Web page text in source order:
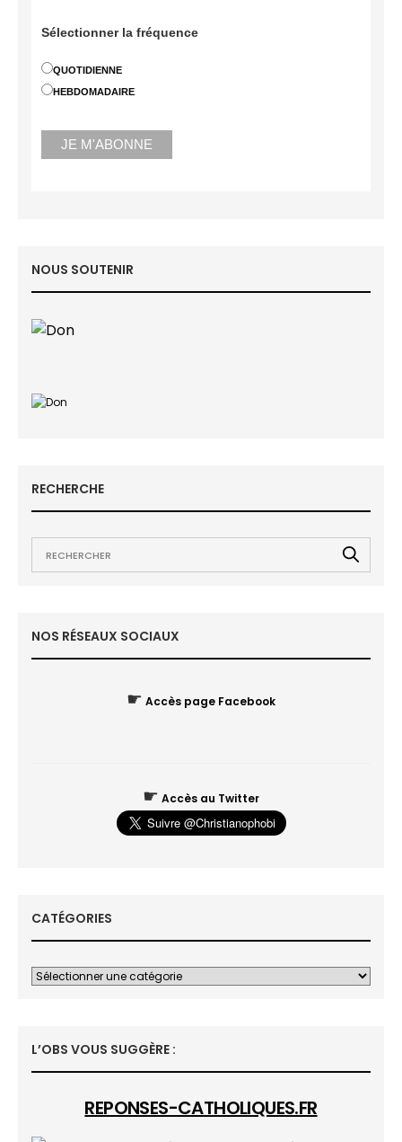
Sélectionner la fréquence
QUOTIDIENNE
HEBDOMADAIRE
NOUS SOUTENIR
RECHERCHE
NOS RÉSEAUX SOCIAUX
☛ Accès page Facebook
☛ Accès au Twitter
CATÉGORIES
L’OBS VOUS SUGGÈRE :
REPONSES-CATHOLIQUES.FR